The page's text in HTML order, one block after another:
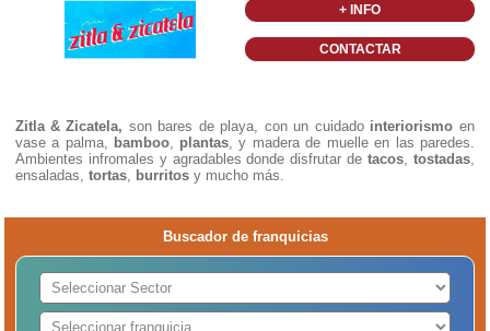
+ INFO
CONTACTAR
Zitla & Zicatela, son bares de playa, con un cuidado interiorismo en
vase a palma, bamboo plantas , y madera de muelle en las paredes.
Ambientes infromales y agradables donde disfrutar de tacos tostadas
ensaladas, tortas burritos y mucho más.
Buscador de franquicias